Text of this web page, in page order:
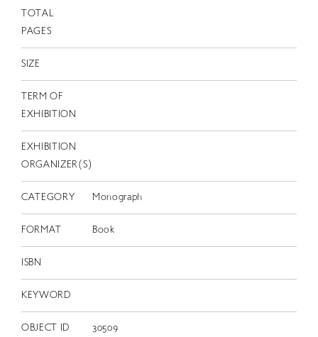
TOTAL
PAGES
SIZE
TERM OF
EXHIBITION
EXHIBITION
ORGANIZER(S)
CATEGORY Monograph
FORMAT Book
ISBN
KEYWORD
OBJECT ID 30509